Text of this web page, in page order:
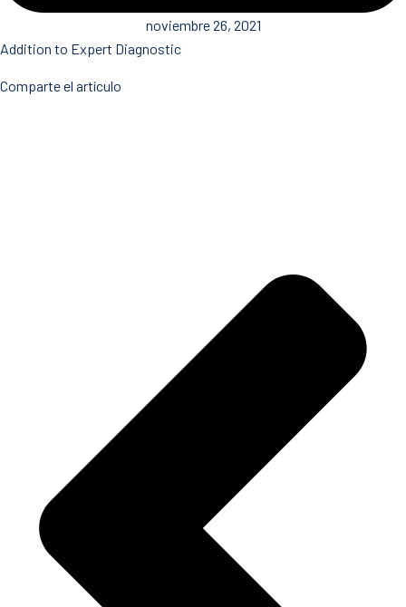
noviembre 26, 2021
Addition to Expert Diagnostic
Comparte el artículo